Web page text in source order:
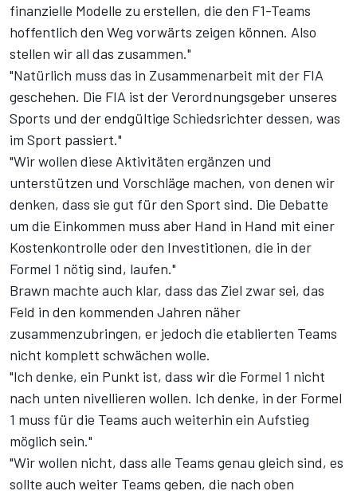
finanzielle Modelle zu erstellen, die den F1-Teams
hoffentlich den Weg vorwärts zeigen können. Also
stellen wir all das zusammen."
"Natürlich muss das in Zusammenarbeit mit der FIA
geschehen. Die FIA ist der Verordnungsgeber unseres
Sports und der endgültige Schiedsrichter dessen, was
im Sport passiert."
"Wir wollen diese Aktivitäten ergänzen und
unterstützen und Vorschläge machen, von denen wir
denken, dass sie gut für den Sport sind. Die Debatte
um die Einkommen muss aber Hand in Hand mit einer
Kostenkontrolle oder den Investitionen, die in der
Formel 1 nötig sind, laufen."
Brawn machte auch klar, dass das Ziel zwar sei, das
Feld in den kommenden Jahren näher
zusammenzubringen, er jedoch die etablierten Teams
nicht komplett schwächen wolle.
"Ich denke, ein Punkt ist, dass wir die Formel 1 nicht
nach unten nivellieren wollen. Ich denke, in der Formel
1 muss für die Teams auch weiterhin ein Aufstieg
möglich sein."
"Wir wollen nicht, dass alle Teams genau gleich sind, es
sollte auch weiter Teams geben, die nach oben